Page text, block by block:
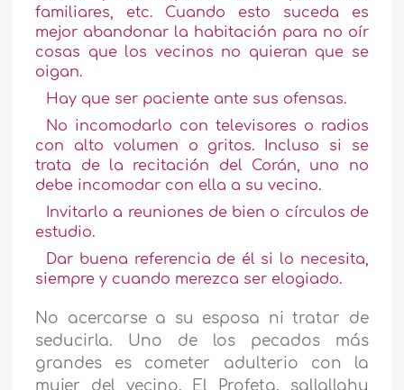
familiares, etc. Cuando esto suceda es
mejor abandonar la habitación para no oír
cosas que los vecinos no quieran que se
oigan.
Hay que ser paciente ante sus ofensas.
No incomodarlo con televisores o radios
con alto volumen o gritos. Incluso si se
trata de la recitación del Corán, uno no
debe incomodar con ella a su vecino.
Invitarlo a reuniones de bien o círculos de
estudio.
Dar buena referencia de él si lo necesita,
siempre y cuando merezca ser elogiado.
No acercarse a su esposa ni tratar de
seducirla. Uno de los pecados más
grandes es cometer adulterio con la
mujer del vecino. El Profeta, sallallahu